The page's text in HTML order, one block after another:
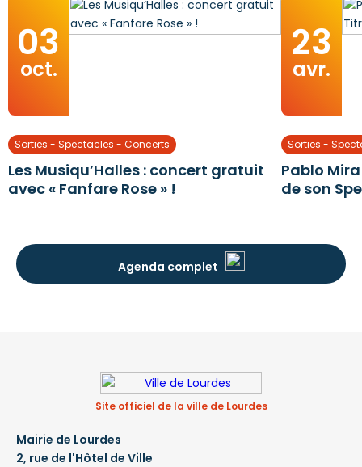
03
oct.
Sorties - Spectacles - Concerts
Les Musiqu’Halles : concert gratuit
avec « Fanfare Rose » !
23
avr.
Sorties -
Pablo
de son
Agenda complet
Site officiel de la ville de Lourdes
Mairie de Lourdes
2, rue de l'Hôtel de Ville